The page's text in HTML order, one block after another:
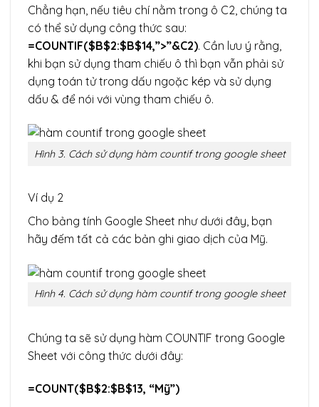
Chẳng hạn, nếu tiêu chí nằm trong ô C2, chúng ta
có thể sử dụng công thức sau:
=COUNTIF($B$2:$B$14,”>”&C2). Cần lưu ý rằng,
khi bạn sử dụng tham chiếu ô thì bạn vẫn phải sử
dụng toán tử trong dấu ngoặc kép và sử dụng
dấu & để nói với vùng tham chiếu ô.
Hình 3. Cách sử dụng hàm countif trong google sheet
Ví dụ 2
Cho bảng tính Google Sheet như dưới đây, bạn
hãy đếm tất cả các bản ghi giao dịch của Mỹ.
Hình 4. Cách sử dụng hàm countif trong google sheet
Chúng ta sẽ sử dụng hàm COUNTIF trong Google
Sheet với công thức dưới đây:
=COUNT($B$2:$B$13, “Mỹ”)